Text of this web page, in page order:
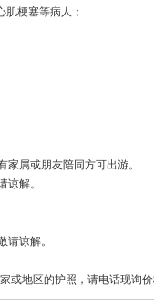
肌梗塞等病人；
家属或朋友陪同方可出游。
谅解。
请谅解。
或地区的护照，请电话现询